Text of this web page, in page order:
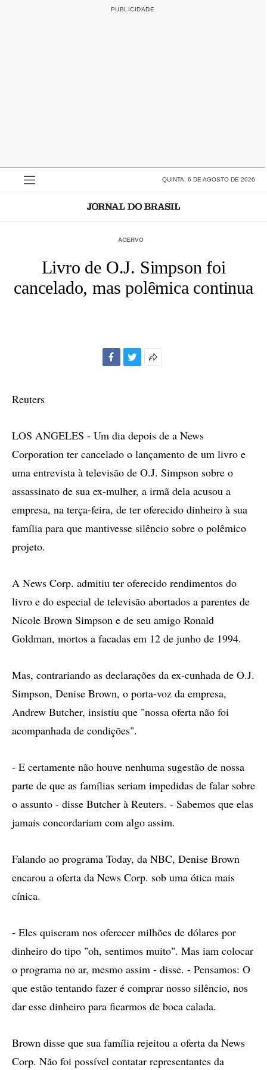
QUINTA, 6 DE AGOSTO DE 2026
ACERVO
Livro de O.J. Simpson foi
cancelado, mas polêmica continua
Reuters
LOS ANGELES - Um dia depois de a News
Corporation ter cancelado o lançamento de um livro e
uma entrevista à televisão de O.J. Simpson sobre o
assassinato de sua ex-mulher, a irmã dela acusou a
empresa, na terça-feira, de ter oferecido dinheiro à sua
família para que mantivesse silêncio sobre o polêmico
projeto.
A News Corp. admitiu ter oferecido rendimentos do
livro e do especial de televisão abortados a parentes de
Nicole Brown Simpson e de seu amigo Ronald
Goldman, mortos a facadas em 12 de junho de 1994.
Mas, contrariando as declarações da ex-cunhada de O.J.
Simpson, Denise Brown, o porta-voz da empresa,
Andrew Butcher, insistiu que "nossa oferta não foi
acompanhada de condições".
- E certamente não houve nenhuma sugestão de nossa
parte de que as famílias seriam impedidas de falar sobre
o assunto - disse Butcher à Reuters. - Sabemos que elas
jamais concordariam com algo assim.
Falando ao programa Today, da NBC, Denise Brown
encarou a oferta da News Corp. sob uma ótica mais
cínica.
- Eles quiseram nos oferecer milhões de dólares por
dinheiro do tipo "oh, sentimos muito". Mas iam colocar
o programa no ar, mesmo assim - disse. - Pensamos: O
que estão tentando fazer é comprar nosso silêncio, nos
dar esse dinheiro para ficarmos de boca calada.
Brown disse que sua família rejeitou a oferta da News
Corp. Não foi possível contatar representantes da